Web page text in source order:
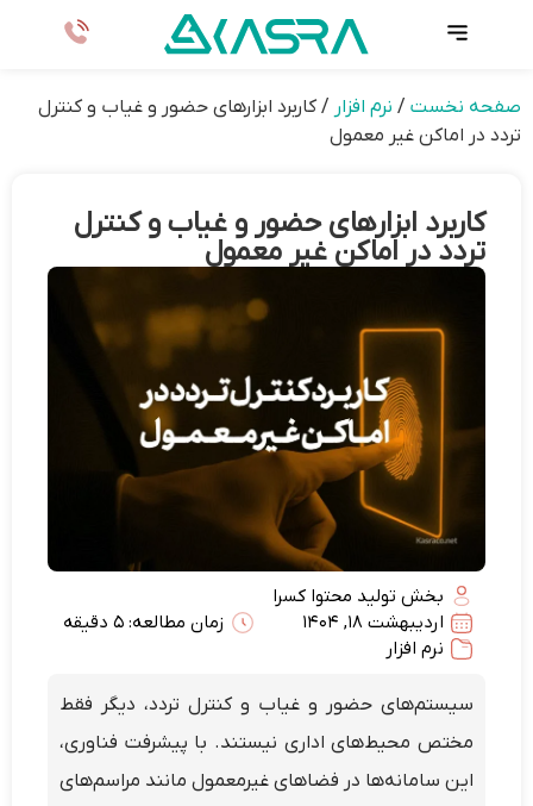
صفحه نخست / نرم افزار /کاربرد ابزارهای حضور و غیاب و کنترل
تردد در اماکن غیر معمول
کاربرد ابزارهای حضور و غیاب و کنترل
تردد در اماکن غیر معمول
بخش تولید محتوا کسرا
اردیبهشت 18, 1404
زمان مطالعه: 5 دقیقه
نرم افزار
سیستم‌های حضور و غیاب و کنترل تردد، دیگر فقط
مختص محیط‌های اداری نیستند. با پیشرفت فناوری،
این سامانه‌ها در فضاهای غیرمعمول مانند مراسم‌های